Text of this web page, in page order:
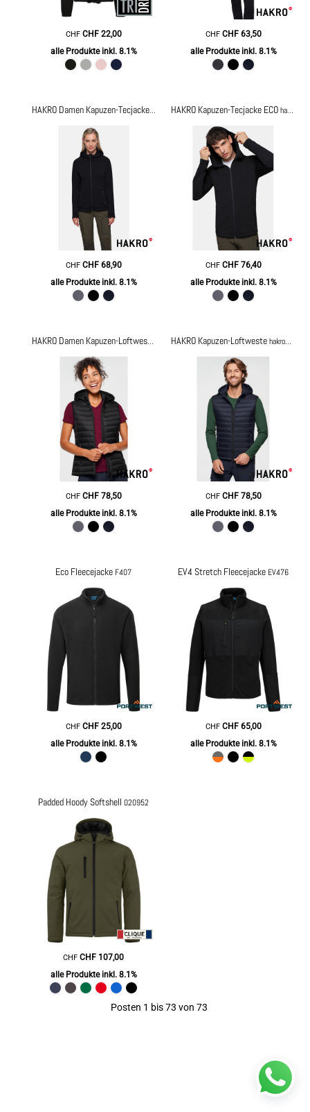
CHF CHF22,00
alle Produkte inkl. 8.1%
CHF CHF63,50
alle Produkte inkl. 8.1%
HAKRO Damen Kapuzen-Tecjacke ECO hakro273
CHF CHF68,90
alle Produkte inkl. 8.1%
HAKRO Kapuzen-Tecjacke ECO hakro873
CHF CHF76,40
alle Produkte inkl. 8.1%
HAKRO Damen Kapuzen-Loftweste hakro297
CHF CHF78,50
alle Produkte inkl. 8.1%
HAKRO Kapuzen-Loftweste hakro897
CHF CHF78,50
alle Produkte inkl. 8.1%
Eco Fleecejacke F407
CHF CHF25,00
alle Produkte inkl. 8.1%
EV4 Stretch Fleecejacke EV476
CHF CHF65,00
alle Produkte inkl. 8.1%
Padded Hoody Softshell 020952
CHFCHF 107,00
alle Produkte inkl. 8.1%
Posten 1 bis 73 von 73